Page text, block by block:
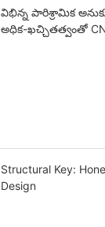
విభిన్న పారిశ్రామిక
అధిక-ఖచ్చితత్వంతో
Structural Key:
Design